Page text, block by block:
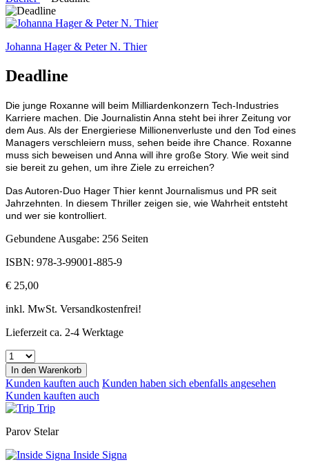
Johanna Hager & Peter N. Thier
Deadline
Die junge Roxanne will beim Milliardenkonzern Tech-Industries
Karriere machen. Die Journalistin Anna steht bei ihrer Zeitung vor
dem Aus. Als der Energieriese Millionenverluste und den Tod eines
Managers verschleiern muss, sehen beide ihre Chance. Roxanne
muss sich beweisen und Anna will ihre große Story. Wie weit sind
sie bereit zu gehen, um ihre Ziele zu erreichen?
Das Autoren-Duo Hager Thier kennt Journalismus und PR seit
Jahrzehnten. In diesem Thriller zeigen sie, wie Wahrheit entsteht
und wer sie kontrolliert.
Gebundene Ausgabe: 256 Seiten
ISBN: 978-3-99001-885-9
€ 25,00
inkl. MwSt. Versandkostenfrei!
Lieferzeit ca. 2-4 Werktage
In den Warenkorb
Kunden kauften auch Kunden haben sich ebenfalls angesehen
Kunden kauften auch
Trip
Parov Stelar
Inside Signa